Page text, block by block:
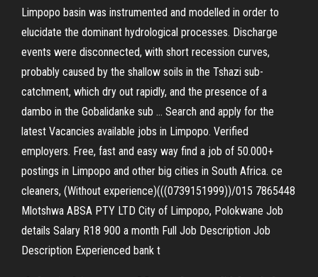
Limpopo basin was instrumented and modelled in order to
elucidate the dominant hydrological processes. Discharge
events were disconnected, with short recession curves,
probably caused by the shallow soils in the Tshazi sub-
catchment, which dry out rapidly, and the presence of a
dambo in the Gobalidanke sub … Search and apply for the
latest Vacancies available jobs in Limpopo. Verified
employers. Free, fast and easy way find a job of 50.000+
postings in Limpopo and other big cities in South Africa. ce
cleaners, (Without experience)(((0739151999))/015 7865448
Mlotshwa ABSA PTY LTD City of Limpopo, Polokwane Job
details Salary R18 900 a month Full Job Description Job
Description Experienced bank t